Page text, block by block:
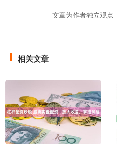
文章为作者独立观点
相关文章